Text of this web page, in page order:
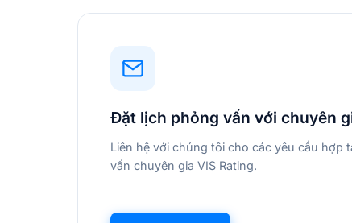
Đặt lịch phỏng vấn với chuyên
Liên hệ với chúng tôi cho các yêu cầu hợp
vấn chuyên gia VIS Rating.